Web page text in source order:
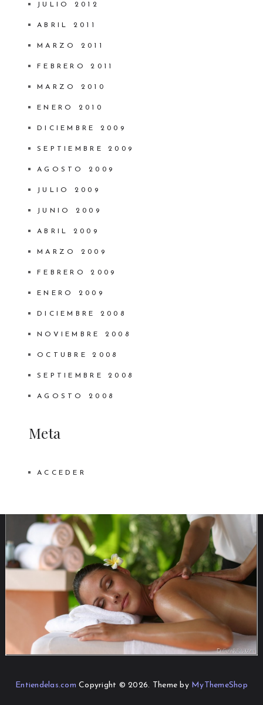
JULIO 2012
ABRIL 2011
MARZO 2011
FEBRERO 2011
MARZO 2010
ENERO 2010
DICIEMBRE 2009
SEPTIEMBRE 2009
AGOSTO 2009
JULIO 2009
JUNIO 2009
ABRIL 2009
MARZO 2009
FEBRERO 2009
ENERO 2009
DICIEMBRE 2008
NOVIEMBRE 2008
OCTUBRE 2008
SEPTIEMBRE 2008
AGOSTO 2008
Meta
ACCEDER
Entiendelas.com Copyright © 2026. Theme by MyThemeShop